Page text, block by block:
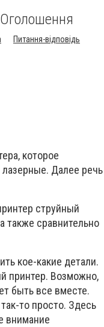
Оголошення
Питання-відповідь
которое
Далее речь
струйный
также сравнительно
кое-какие детали.
принтер. Возможно,
быть все вместе.
то просто. Здесь
внимание